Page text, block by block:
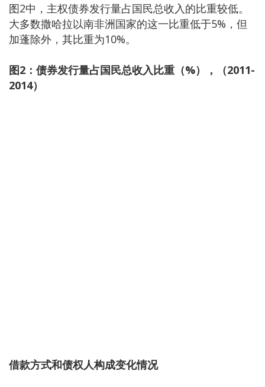
图2中，主权债券发行量占国民总收入的比重较低。
大多数撒哈拉以南非洲国家的这一比重低于5%，但
加蓬除外，其比重为10%。
图2 ：债券发行量占国民总收入比重（%），（2011-
2014）
借款方式和债权人构成变化情况